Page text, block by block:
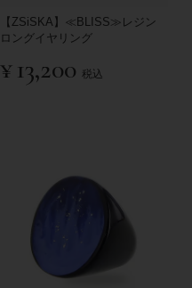
【ZSiSKA】≪BLISS≫レジン
ロングイヤリング
¥ 13,200 税込